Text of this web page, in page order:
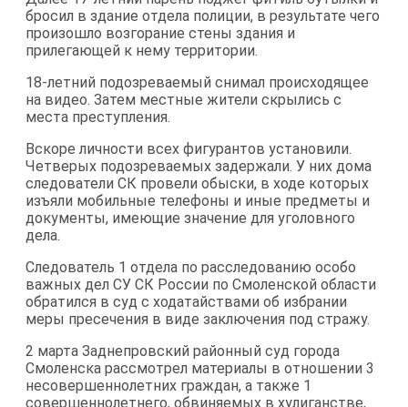
бросил в здание отдела полиции, в результате чего
произошло возгорание стены здания и
прилегающей к нему территории.
18-летний подозреваемый снимал происходящее
на видео. Затем местные жители скрылись с
места преступления.
Вскоре личности всех фигурантов установили.
Четверых подозреваемых задержали. У них дома
следователи СК провели обыски, в ходе которых
изъяли мобильные телефоны и иные предметы и
документы, имеющие значение для уголовного
дела.
Следователь 1 отдела по расследованию особо
важных дел СУ СК России по Смоленской области
обратился в суд с ходатайствами об избрании
меры пресечения в виде заключения под стражу.
2 марта Заднепровский районный суд города
Смоленска рассмотрел материалы в отношении 3
несовершеннолетних граждан, а также 1
совершеннолетнего, обвиняемых в хулиганстве,